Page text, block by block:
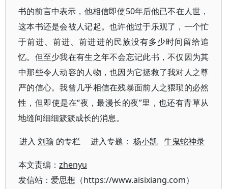
书的前言中表示，他相信即使50年后他已不在人世，
这本书还是会被人记起。也许他过于乐观了，一个忙
于前进、前进、前进进的民族没有多少时间留给追
忆。但至少我在有生之年不会忘记此书，不仅因为其
中那些令人动容的人物，也因为它拯救了我对人之尊
严的信心。我曾几乎相信在残暴面前人之猥琐的必然
性，但即使是在“夜，最漫长的夜”里，也还有青草从
地缝间细细簌簌成长的消息。
进入刘瑜 的专栏 进入专题：杨小凯 牛鬼蛇神录
本文责编： zhenyu
发信站：爱思想（https://www.aisixiang.com）